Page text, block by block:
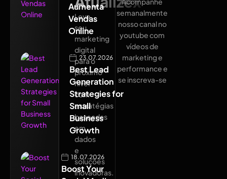
Aumenta
Vendas
Online
23.07.2026
Best Lead
Generation
Strategies for
Small
Business
Growth
18.07.2026
Boost Your
Leve
seu
marketing
digital
para o
próximo
nível
com
estratégias
baseadas
em
dados
e
soluções
inovadoras.
semanalmente
nosso canal no
youtube com
vídeos de
marketing e
performance e
se inscreva-se